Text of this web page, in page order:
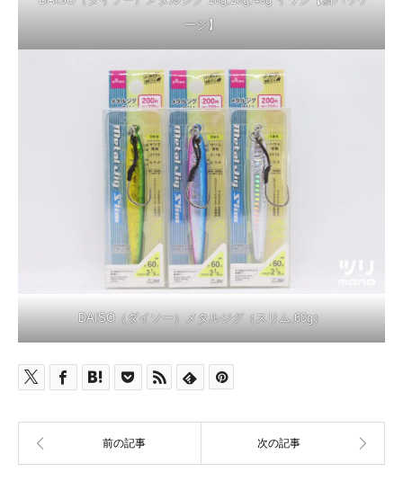
ージ】
DAISO（ダイソー）メタルジグ（スリム,60g）